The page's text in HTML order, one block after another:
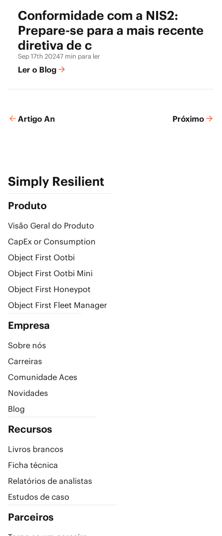
Conformidade com a NIS2:
Prepare-se para a mais recente
diretiva de c
Sep 17th 20247 min para ler
Ler o Blog
Artigo An Próximo
Simply Resilient
Produto
Visão Geral do Produto
CapEx or Consumption
Object First Ootbi
Object First Ootbi Mini
Object First Honeypot
Object First Fleet Manager
Empresa
Sobre nós
Carreiras
Comunidade Aces
Novidades
Blog
Recursos
Livros brancos
Ficha técnica
Relatórios de analistas
Estudos de caso
Parceiros